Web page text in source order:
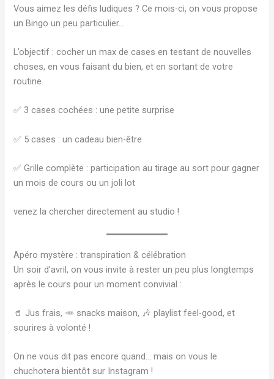
Vous aimez les défis ludiques ? Ce mois-ci, on vous propose
un Bingo un peu particulier…
L’objectif : cocher un max de cases en testant de nouvelles
choses, en vous faisant du bien, et en sortant de votre
routine.
✅ 3 cases cochées : une petite surprise
✅ 5 cases : un cadeau bien-être
✅ Grille complète : participation au tirage au sort pour gagner
un mois de cours ou un joli lot
venez la chercher directement au studio !
Apéro mystère : transpiration & célébration
Un soir d’avril, on vous invite à rester un peu plus longtemps
après le cours pour un moment convivial :
🥤 Jus frais, 🥕 snacks maison, 🎶 playlist feel-good, et
sourires à volonté !
On ne vous dit pas encore quand… mais on vous le
chuchotera bientôt sur Instagram !